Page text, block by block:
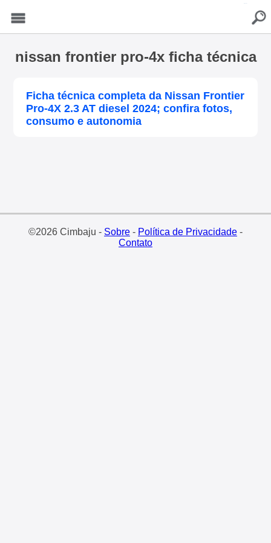
nissan frontier pro-4x ficha técnica
Ficha técnica completa da Nissan Frontier
Pro-4X 2.3 AT diesel 2024; confira fotos,
consumo e autonomia
©2026 Cimbaju - Sobre- Política de Privacidade-
Contato